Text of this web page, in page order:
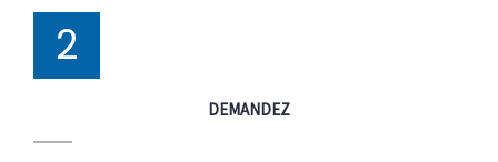
2
DEMANDEZ